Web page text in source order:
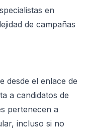
en
de campañas
desde el enlace de
a candidatos de
pertenecen a
incluso si no